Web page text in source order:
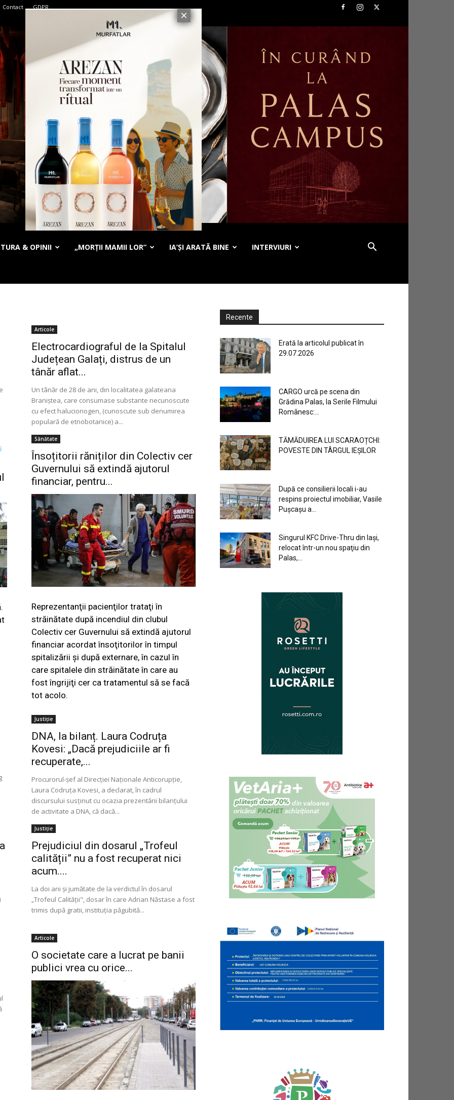
Contact GDPR
& OPINII „MORȚII MAMII LOR” IA’ȘI ARATĂ BINE INTERVIURI
Articole
Electrocardiograful de la Spitalul
Județean Galați, distrus de un
tânăr aflat...
Un tânăr de 28 de ani, din localitatea galateana
Braniștea, care consumase substante necunoscute
cu efect halucionogen, (cunoscute sub denumirea
populară de etnobotanice) a...
Sănătate
Însoțitorii răniților din Colectiv cer
Guvernului să extindă ajutorul
financiar, pentru...
Reprezentanţii pacienţilor trataţi în
străinătate după incendiul din clubul
Colectiv cer Guvernului să extindă ajutorul
financiar acordat însoţitorilor în timpul
spitalizării şi după externare, în cazul în
care spitalele din străinătate în care au
fost îngrijiţi cer ca tratamentul să se facă
tot acolo.
Justiție
DNA, la bilanț. Laura Codruța
Kovesi: „Dacă prejudiciile ar fi
recuperate,...
Procurorul-șef al Direcției Naționale Anticorupție,
Laura Codruța Kovesi, a declarat, în cadrul
discursului susținut cu ocazia prezentării bilanțului
de activitate a DNA, că dacă...
Justiție
Prejudiciul din dosarul „Trofeul
calității” nu a fost recuperat nici
acum....
La doi ani şi jumătate de la verdictul în dosarul
„Trofeul Calităţii", dosar în care Adrian Năstase a fost
trimis după gratii, instituţia păgubită...
Articole
O societate care a lucrat pe banii
publici vrea cu orice...
Recente
Erată la articolul publicat în
29.07.2026
CARGO urcă pe scena din
Grădina Palas, la Serile Filmului
Românesc:...
TĂMĂDUIREA LUI SCARAOȚCHI:
POVESTE DIN TÂRGUL IEȘILOR
După ce consilierii locali i-au
respins proiectul imobiliar, Vasile
Pușcașu a...
Singurul KFC Drive-Thru din Iași,
relocat într-un nou spaţiu din
Palas,...